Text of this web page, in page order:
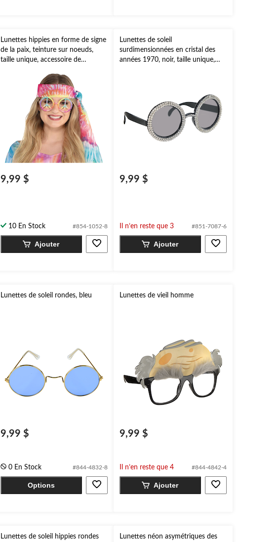
Lunettes hippies en forme de signe
de la paix, teinture sur noeuds,
taille unique, accessoire de
9,99 $
10 En Stock #854-1052-8
Ajouter
Lunettes de soleil
surdimensionnées en cristal des
années 1970, noir, taille unique,
9,99 $
Il n’en reste que 3 #851-7087-6
Ajouter
Lunettes de soleil rondes, bleu
9,99 $
0 En Stock #844-4832-8
Options
Lunettes de vieil homme
9,99 $
Il n’en reste que 4 #844-4842-4
Ajouter
Lunettes de soleil hippies rondes Lunettes néon asymétriques des